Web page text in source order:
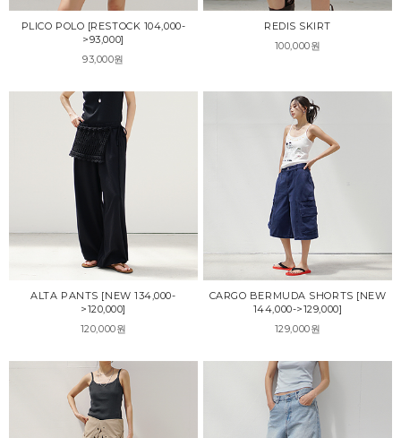
PLICO POLO [RESTOCK 104,000-
>93,000]
93,000원
REDIS SKIRT
100,000원
ALTA PANTS [NEW 134,000-
>120,000]
120,000원
CARGO BERMUDA SHORTS [NEW
144,000->129,000]
129,000원